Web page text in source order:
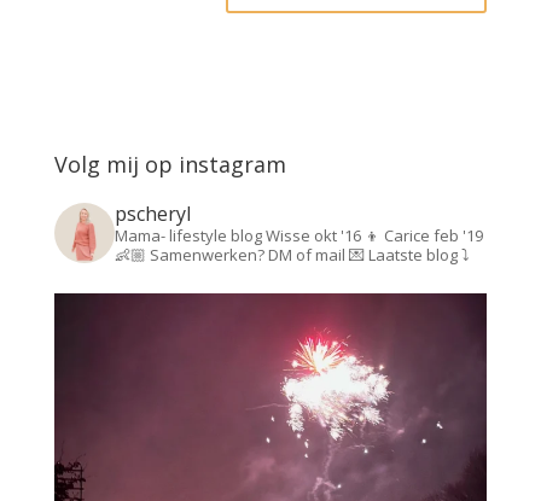
Volg mij op instagram
pscheryl
Mama- lifestyle blogWisse okt '16 👦 Carice feb '19
👶🏼 Samenwerken? DM of mail 💌Laatste blog ⤵️